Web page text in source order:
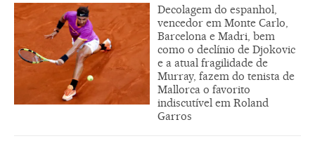
Decolagem do espanhol,
vencedor em Monte Carlo,
Barcelona e Madri, bem
como o declínio de Djokovic
e a atual fragilidade de
Murray, fazem do tenista de
Mallorca o favorito
indiscutível em Roland
Garros